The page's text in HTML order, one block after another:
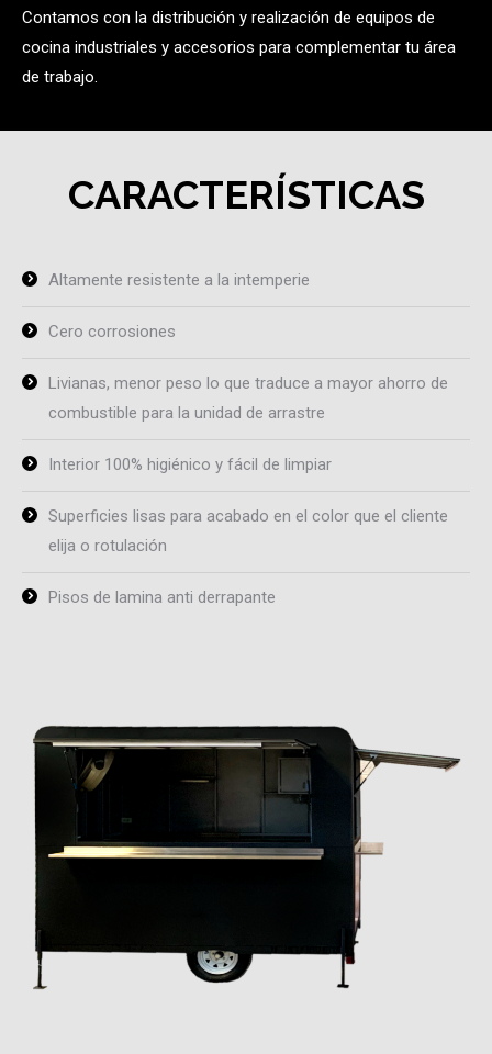
Contamos con la distribución y realización de equipos de
cocina industriales y accesorios para complementar tu área
de trabajo.
CARACTERÍSTICAS
Altamente resistente a la intemperie
Cero corrosiones
Livianas, menor peso lo que traduce a mayor ahorro de
combustible para la unidad de arrastre
Interior 100% higiénico y fácil de limpiar
Superficies lisas para acabado en el color que el cliente
elija o rotulación
Pisos de lamina anti derrapante